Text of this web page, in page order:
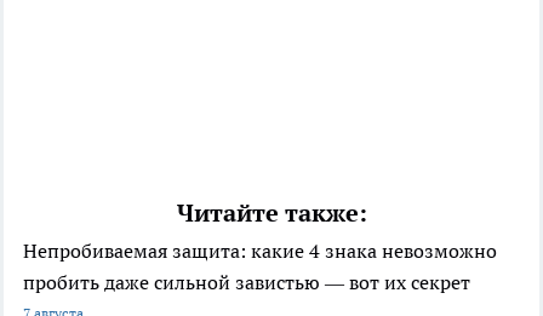
Читайте также:
Непробиваемая защита: какие 4 знака невозможно
пробить даже сильной завистью — вот их секрет